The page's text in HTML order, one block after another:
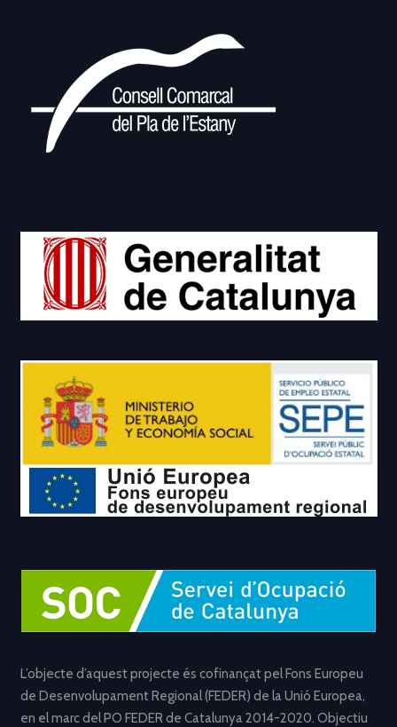
L’objecte d’aquest projecte és cofinançat pel Fons Europeu
de Desenvolupament Regional (FEDER) de la Unió Europea,
en el marc del PO FEDER de Catalunya 2014-2020. Objectiu